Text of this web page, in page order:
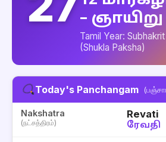
– ஞாயிறு
Tamil Year: Subhakrit
(Shukla Paksha)
Today's Panchangam
Nakshatra
(நட்சத்திரம்)
Revati
ரேவதி